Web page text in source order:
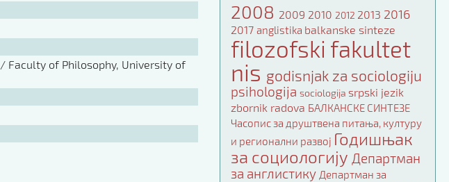
Faculty of Philosophy, University of
2008 2009 2010 2012 2013 2016
2017 anglistika balkanske sinteze
filozofski fakultet
nis godisnjak za sociologiju
psihologija sociologija srpski jezik
zbornik radova БАЛКАНСКЕ СИНТЕЗЕ
Часопис за друштвена питања, културу
и регионални развој Годишњак
за социологију Департман
за англистику Департман за